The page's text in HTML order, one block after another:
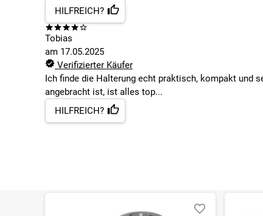
HILFREICH?
Tobias
am 17.05.2025
Verifizierter Käufer
Ich finde die Halterung echt praktisch, kompakt und
angebracht ist, ist alles top...
HILFREICH?